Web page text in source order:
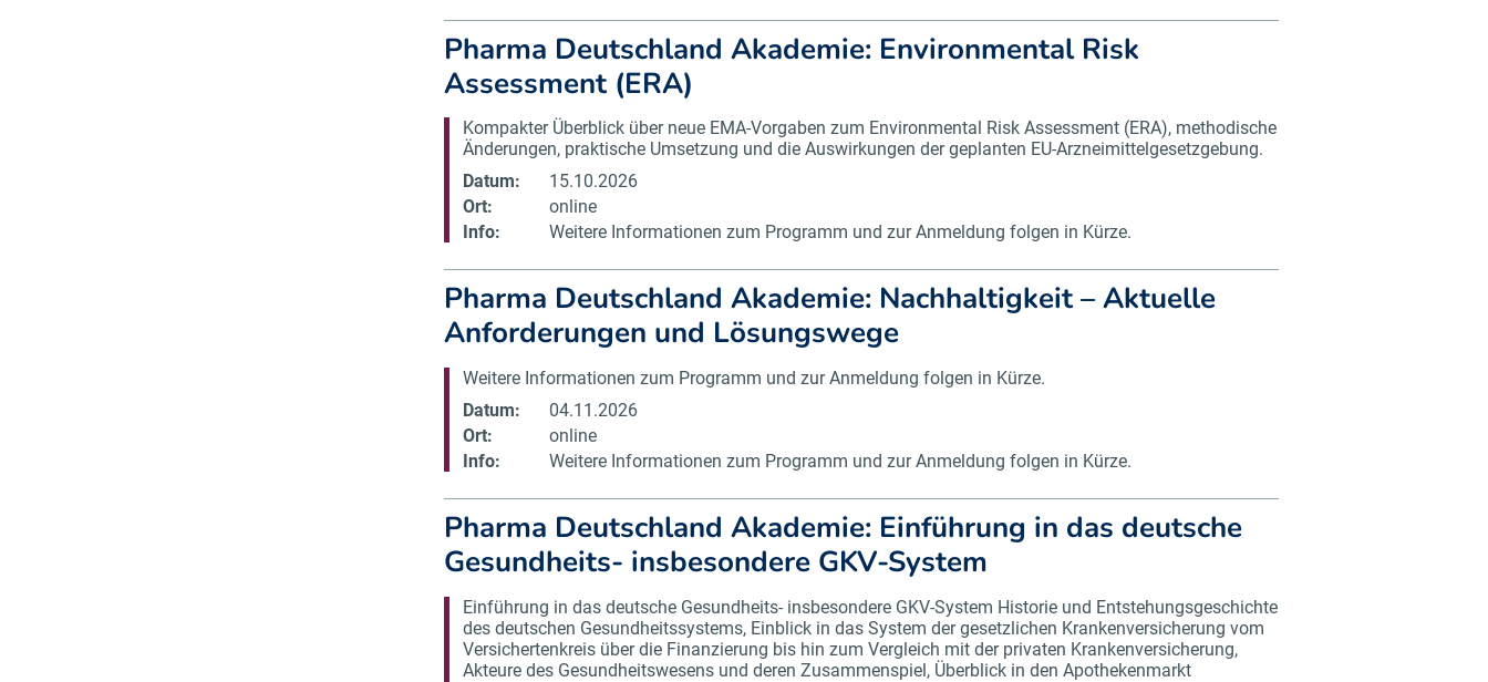
Pharma Deutschland Akademie: Environmental Risk
Assessment (ERA)
Kompakter Überblick über neue EMA-Vorgaben zum Environmental Risk Assessment (ERA), methodische
Änderungen, praktische Umsetzung und die Auswirkungen der geplanten EU-Arzneimittelgesetzgebung.
Datum:
15.10.2026
Ort:
online
Info:
Weitere Informationen zum Programm und zur Anmeldung folgen in Kürze.
Pharma Deutschland Akademie: Nachhaltigkeit – Aktuelle
Anforderungen und Lösungswege
Weitere Informationen zum Programm und zur Anmeldung folgen in Kürze.
Datum:
04.11.2026
Ort:
online
Info:
Weitere Informationen zum Programm und zur Anmeldung folgen in Kürze.
Pharma Deutschland Akademie: Einführung in das deutsche
Gesundheits- insbesondere GKV-System
Einführung in das deutsche Gesundheits- insbesondere GKV-System Historie und Entstehungsgeschichte
des deutschen Gesundheitssystems, Einblick in das System der gesetzlichen Krankenversicherung vom
Versichertenkreis über die Finanzierung bis hin zum Vergleich mit der privaten Krankenversicherung,
Akteure des Gesundheitswesens und deren Zusammenspiel, Überblick in den Apothekenmarkt